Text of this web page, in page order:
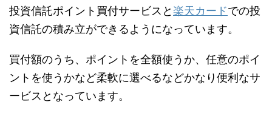
投資信託ポイント買付サービスと楽天カードでの投
資信託の積み立ができるようになっています。
買付額のうち、ポイントを全額使うか、任意のポイ
ントを使うかなど柔軟に選べるなどかなり便利なサ
ービスとなっています。